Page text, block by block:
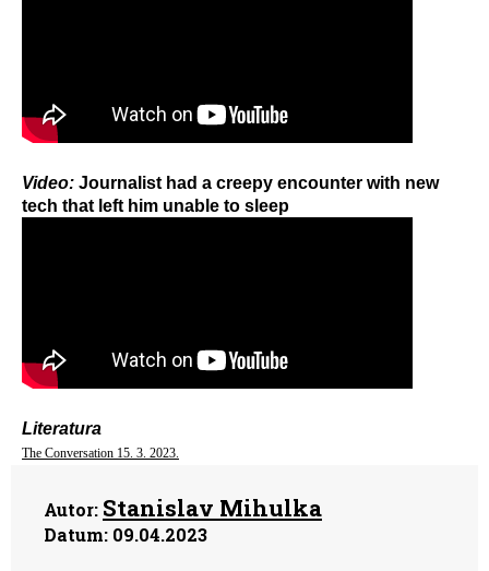
Video: Journalist had a creepy encounter with new
tech that left him unable to sleep
Literatura
The Conversation 15. 3. 2023.
Autor: Stanislav Mihulka
Datum: 09.04.2023